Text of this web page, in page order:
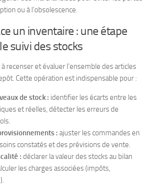
ou à l’obsolescence.
un inventaire : une étape
suivi des stocks
recenser et évaluer l’ensemble des articles
Cette opération est indispensable pour :
de stock : identifier les écarts entre les
et réelles, détecter les erreurs de
: ajuster les commandes en
constatés et des prévisions de vente.
: déclarer la valeur des stocks au bilan
les charges associées (impôts,